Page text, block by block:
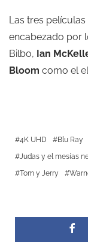
Las tres películas
encabezado por
Bilbo, Ian
Bloom como el
4K UHD Blu Ray
Judas y el mesías
Tom y Jerry